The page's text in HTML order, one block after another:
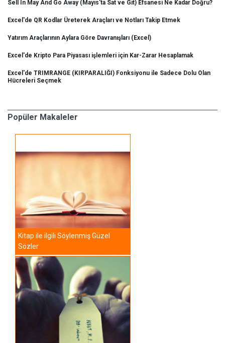
Sell In May And Go Away (Mayıs'ta Sat ve Git) Efsanesi Ne Kadar Doğru?
Excel'de QR Kodlar Üreterek Araçları ve Notları Takip Etmek
Yatırım Araçlarının Aylara Göre Davranışları (Excel)
Excel'de Kripto Para Piyasası işlemleri için Kar-Zarar Hesaplamak
Excel'de TRIMRANGE (KIRPARALIĞI) Fonksiyonu ile Sadece Dolu Olan
Hücreleri Seçmek
Popüler Makaleler
Kitap ile ilgili Söylenmiş Güzel
Sözler